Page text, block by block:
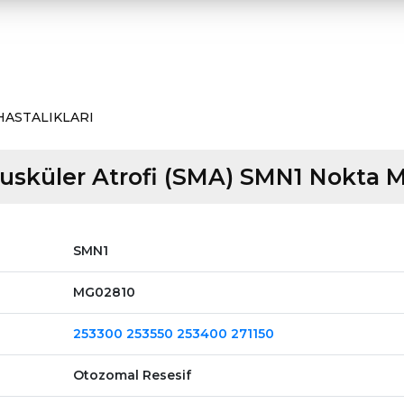
Atrofi (SMA) SMN1 Nokta
SMN1
MG02810
253300 253550 253400 271150
Otozomal Resesif